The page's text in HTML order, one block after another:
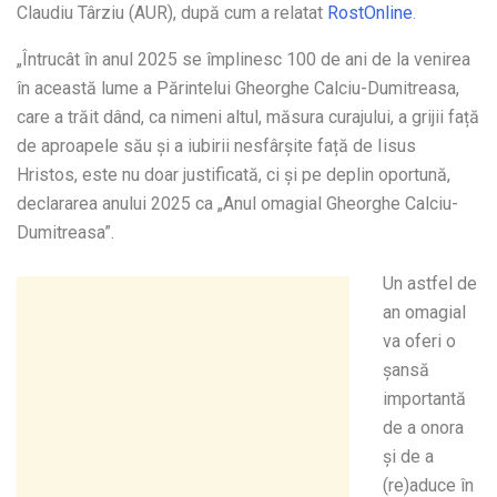
Claudiu Târziu (AUR), după cum a relatat RostOnline
„Întrucât în anul 2025 se împlinesc 100 de ani de la venirea
în această lume a Părintelui Gheorghe Calciu-Dumitreasa,
care a trăit dând, ca nimeni altul, măsura curajului, a grijii față
de aproapele său și a iubirii nesfârșite față de Iisus
Hristos, este nu doar justificată, ci și pe deplin oportună,
declararea anului 2025 ca „Anul omagial Gheorghe Calciu-
Dumitreasa”.
Un astfel de
an omagial
va oferi o
șansă
importantă
de a onora
și de a
(re)aduce în